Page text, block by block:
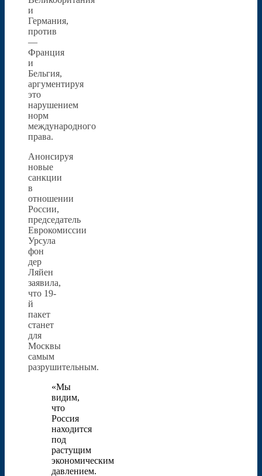
и
Германия,
против
—
Франция
и
Бельгия,
аргументируя
это
нарушением
норм
международного
права.
Анонсируя
новые
санкции
в
отношении
России,
председатель
Еврокомиссии
Урсула
фон
дер
Ляйен
заявила,
что 19-
й
пакет
станет
для
Москвы
самым
разрушительным.
«Мы
видим,
что
Россия
находится
под
растущим
экономическим
давлением.